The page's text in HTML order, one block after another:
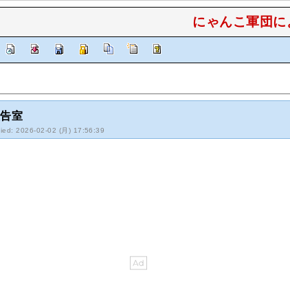
にゃんこ軍団
室
2026-02-02 (月) 17:56:39
突破！！！！！！